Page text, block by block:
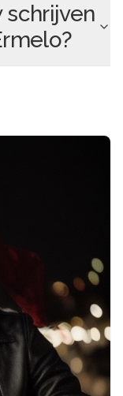
schrijven
?